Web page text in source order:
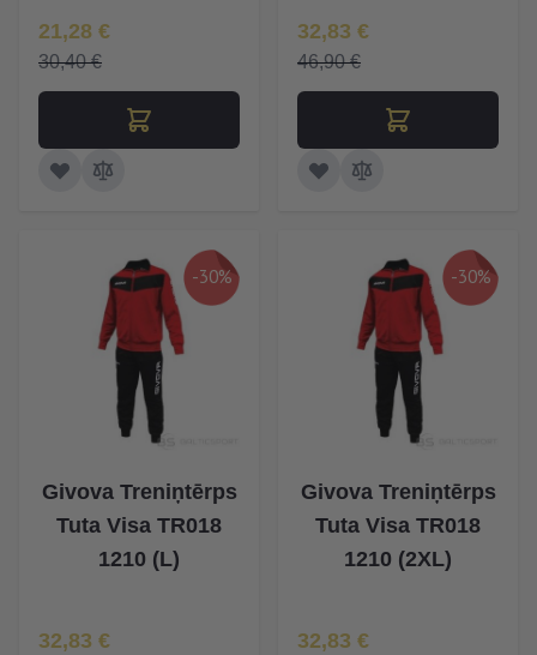
Īpaša Cena
21,28 €
30,40 €
Īpaša Cena
32,83 €
46,90 €
-30%
Givova Treniņtērps
Tuta Visa TR018
1210 (L)
Īpaša Cena
32,83 €
-30%
Givova Treniņtērps
Tuta Visa TR018
1210 (2XL)
Īpaša Cena
32,83 €